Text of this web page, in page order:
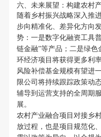
六、未来展望：构建农村
随着乡村振兴战略深入推
步向精准化、差异化方向
势：一是数字化融资工具
链金融”等产品；二是绿
环经济项目将获得更多利
风险补偿基金规模有望进
限公司将持续跟踪政策动
辅导到运营支持的全周期
展。
农村产业融合项目对接乡
放过程，也是项目规范化